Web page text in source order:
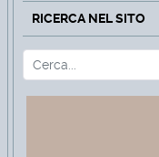
RICERCA NEL SITO
Cerca